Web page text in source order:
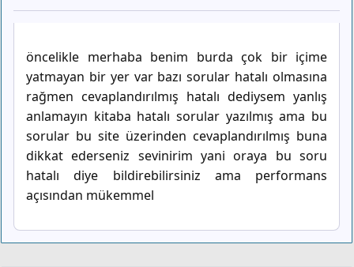
öncelikle merhaba benim burda çok bir içime
yatmayan bir yer var bazı sorular hatalı olmasına
rağmen cevaplandırılmış hatalı dediysem yanlış
anlamayın kitaba hatalı sorular yazılmış ama bu
sorular bu site üzerinden cevaplandırılmış buna
dikkat ederseniz sevinirim yani oraya bu soru
hatalı diye bildirebilirsiniz ama performans
açısından mükemmel